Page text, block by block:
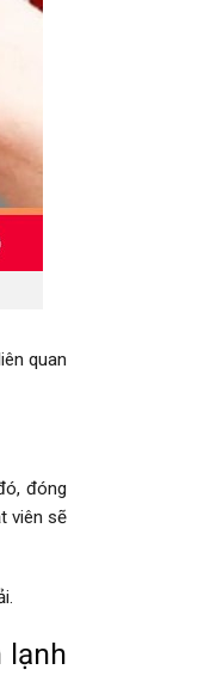
quan
đóng
viên sẽ
lạnh